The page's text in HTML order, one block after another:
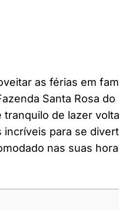
as férias em
Santa Rosa
tranquilo de lazer
para se
nas suas